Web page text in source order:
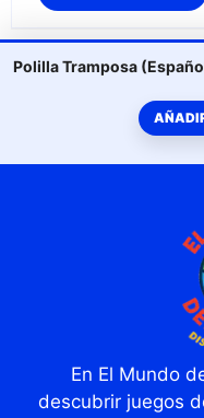
Polilla Tramposa
En El Mundo
descubrir juegos